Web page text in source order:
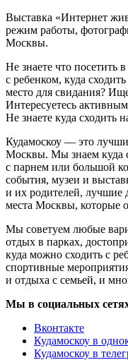
Выставка «Интернет
режим работы,
Москвы.
Не знаете что посетить
с ребенком, куда
место для свидания?
Интересуетесь
Не знаете куда сходить
Кудамоскоу — это
Москвы. Мы знаем куда
с парнем или большой
события, музеи и
и их родителей, лучшие
места Москвы, которые
Мы советуем любые
отдых в парках,
куда можно сходить с
спортивные
и отдыха с семьей, и
Мы в социальных
Вконтакте
Кудамоскоу в
Кудамоскоу в